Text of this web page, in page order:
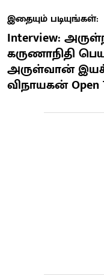
இதையும் படியுங்கள்:
Interview:
கருணாநிதி
அருள்வான்
விநாயகன் Open